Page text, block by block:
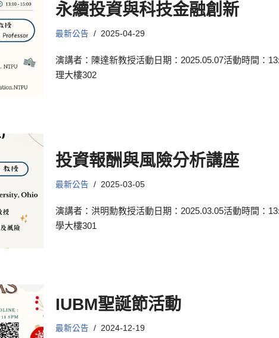
永續投資與科技金融創新
最新公告 2025-04-29
演講者：陳達新教授活動日期：2025.05.07活動時間：
理大樓302
投資報酬與風險分析講座
最新公告 2025-03-05
演講者：洪明勳教授活動日期：2025.03.05活動時間：
學大樓301
IUBM聖誕節活動
最新公告 2024-12-19